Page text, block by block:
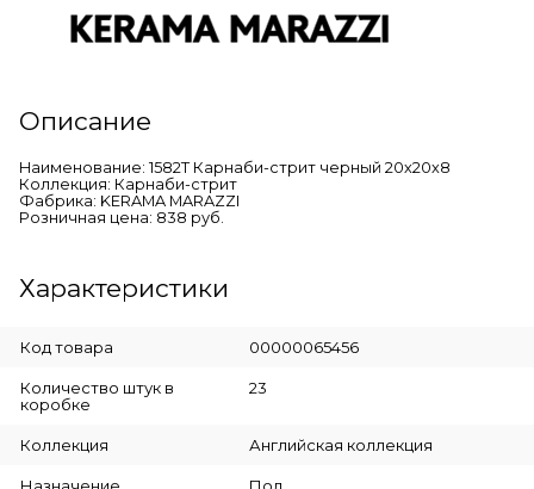
Описание
Наименование: 1582T Карнаби-стрит черный 20х20х8
Коллекция: Карнаби-стрит
Фабрика: KERAMA MARAZZI
Розничная цена: 838 руб.
Характеристики
Код товара 00000065456
Количество штук в
коробке
23
Коллекция Английская коллекция